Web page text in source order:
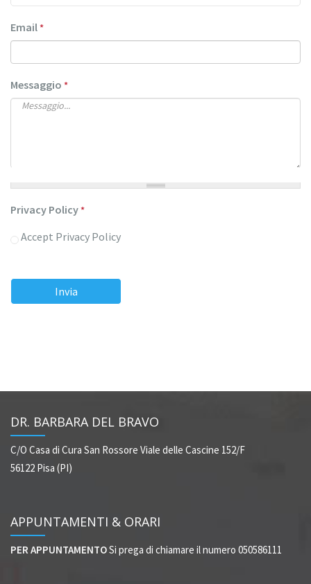
Email*
Messaggio *
Privacy Policy*
Accept Privacy Policy
DR. BARBARA DEL BRAVO
C/O Casa di Cura San Rossore Viale delle Cascine 152/F
56122 Pisa (PI)
APPUNTAMENTI & ORARI
PER APPUNTAMENTOSi prega di chiamare il numero 050586111